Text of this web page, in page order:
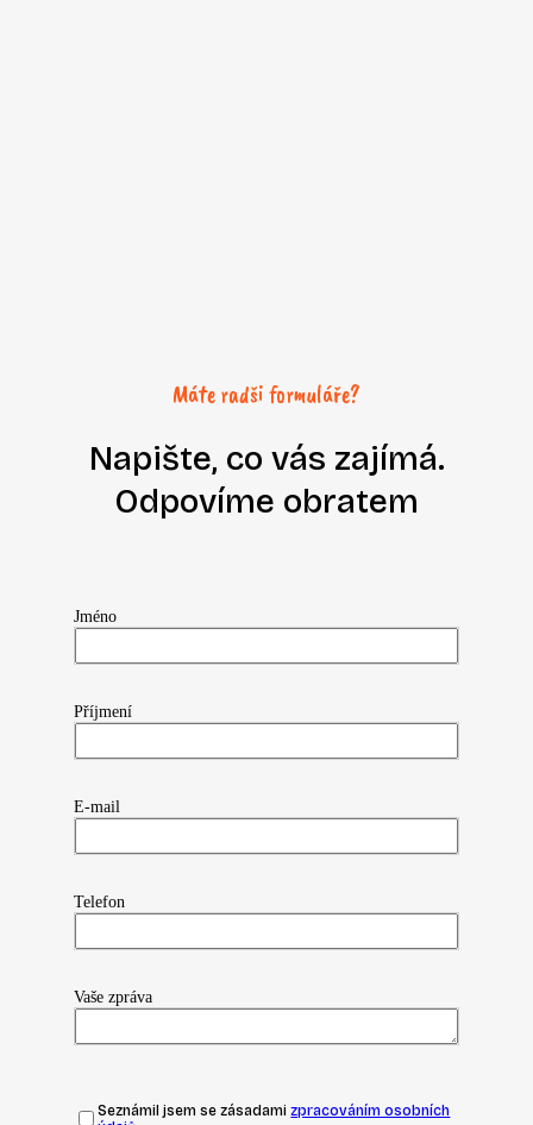
Máte radši formuláře?
Napište, co vás zajímá.
Odpovíme obratem
Jméno
Příjmení
E-mail
Telefon
Vaše zpráva
Seznámil jsem se zásadamizpracováním osobních